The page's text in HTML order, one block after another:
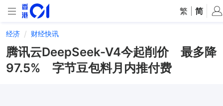
繁 简
经济 财经快讯
腾讯云DeepSeek-V4今起削价 最多降
97.5% 字节豆包料月内推付费